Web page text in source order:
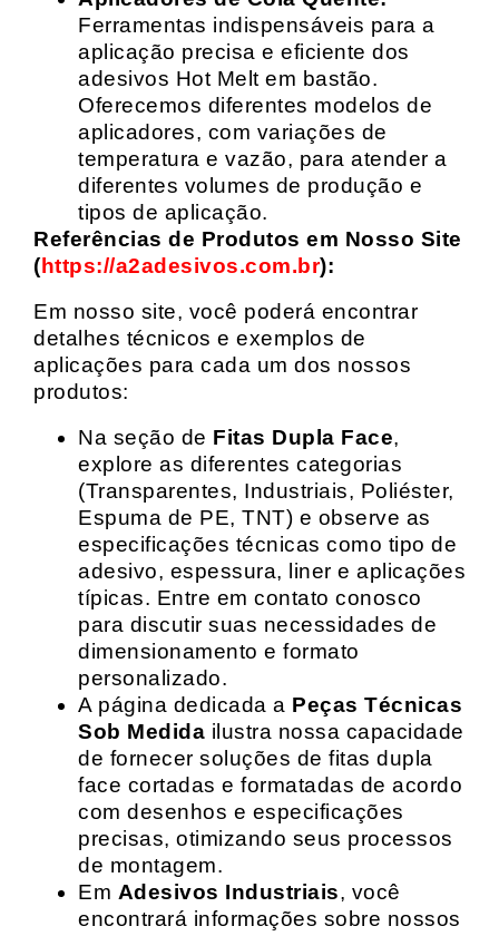
Ferramentas indispensáveis para a
aplicação precisa e eficiente dos
adesivos Hot Melt em bastão.
Oferecemos diferentes modelos de
aplicadores, com variações de
temperatura e vazão, para atender a
diferentes volumes de produção e
tipos de aplicação.
Referências de Produtos em Nosso Site
(https://a2adesivos.com.br):
Em nosso site, você poderá encontrar
detalhes técnicos e exemplos de
aplicações para cada um dos nossos
produtos:
Na seção de Fitas Dupla Face,
explore as diferentes categorias
(Transparentes, Industriais, Poliéster,
Espuma de PE, TNT) e observe as
especificações técnicas como tipo de
adesivo, espessura, liner e aplicações
típicas. Entre em contato conosco
para discutir suas necessidades de
dimensionamento e formato
personalizado.
A página dedicada a Peças Técnicas
Sob Medida ilustra nossa capacidade
de fornecer soluções de fitas dupla
face cortadas e formatadas de acordo
com desenhos e especificações
precisas, otimizando seus processos
de montagem.
Em Adesivos Industriais, você
encontrará informações sobre nossos